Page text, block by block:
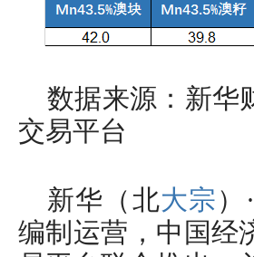
数据来源：新华
交易平台
新华（北大宗
编制运营，中国经